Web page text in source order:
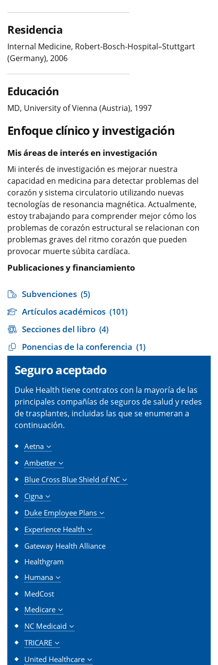
Residencia
Internal Medicine, Robert-Bosch-Hospital–Stuttgart
(Germany), 2006
Educación
MD, University of Vienna (Austria), 1997
Enfoque clínico y investigación
Mis áreas de interés en investigación
Mi interés de investigación es mejorar nuestra
capacidad en medicina para detectar problemas del
corazón y sistema circulatorio utilizando nuevas
tecnologías de resonancia magnética. Actualmente,
estoy trabajando para comprender mejor cómo los
problemas de corazón estructural se relacionan con
problemas graves del ritmo corazón que pueden
provocar muerte súbita cardíaca.
Publicaciones y financiamiento
Subvenciones (5)
Artículos académicos (101)
Secciones del libro (4)
Ponencias de la conferencia (1)
Seguro aceptado
Duke Health tiene contratos con la mayoría de las
principales compañías de seguros de salud y redes
de trasplantes, incluidas las que se enumeran a
continuación.
Aetna
Ambetter
Blue Cross Blue Shield of NC
Cigna
Duke Employee Plans
Experience Health
Gateway Health Alliance
Healthgram
Humana
MedCost
Medicare
NC Medicaid
TRICARE
United Healthcare